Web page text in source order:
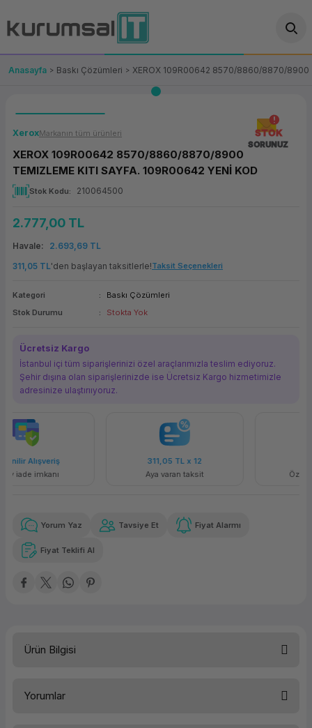
Geri Dön
Geri Dön
OT/VT Ürünleri
Fiş Yazıcı
(Firewall)
Geri Dön
Makinesi
Geri Dön
Çözümleri
Geri Dön
Geri Dön
Bağlantı
Yedekleme
Geri Dön
Ürünler
Paketi
Anasayfa Baskı Çözümleri XEROX 109R00642 8570/8860/8870/8900
STOK
SORUNUZ
XeroxMarkanın tüm ürünleri
XEROX 109R00642 8570/8860/8870/8900
TEMIZLEME KITI SAYFA. 109R00642 YENİ KOD
Stok Kodu 210064500
2.777,00 TL
Havale
2.693,69 TL
311,05 TL'den başlayan taksitlerle!Taksit Seçenekleri
Kategori
Baskı Çözümleri
Stok Durumu
Stokta Yok
Ücretsiz Kargo
İstanbul içi tüm siparişlerinizi özel araçlarımızla teslim ediyoruz.
Şehir dışına olan siparişlerinizde ise Ücretsiz Kargo hizmetimizle
adresinize ulaştırııyoruz.
Güvenilir Alışveriş
Kolay iade imkanı
Aya varan taksit
Yorum Yaz Tavsiye Et Fiyat Alarmı
Fiyat Teklifi Al
Ürün Bilgisi
Yorumlar